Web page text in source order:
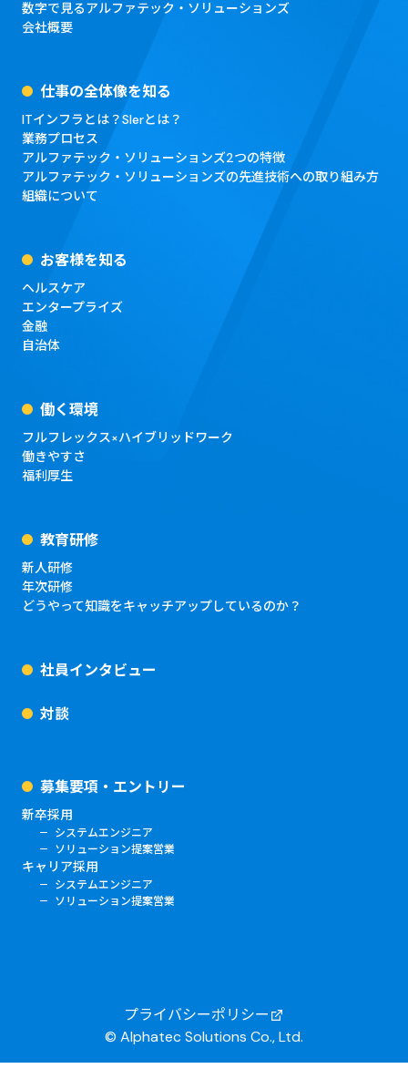
数字で見るアルファテック・ソリューションズ
会社概要
仕事の全体像を知る
ITインフラとは？Slerとは？
業務プロセス
アルファテック・ソリューションズ2つの特徴
アルファテック・ソリューションズの先進技術への取り組み方
組織について
お客様を知る
ヘルスケア
エンタープライズ
金融
自治体
働く環境
フルフレックス×ハイブリッドワーク
働きやすさ
福利厚生
教育研修
新人研修
年次研修
どうやって知識をキャッチアップしているのか？
社員インタビュー
対談
募集要項・エントリー
新卒採用
システムエンジニア
ソリューション提案営業
キャリア採用
システムエンジニア
ソリューション提案営業
プライバシーポリシー
© Alphatec Solutions Co., Ltd.